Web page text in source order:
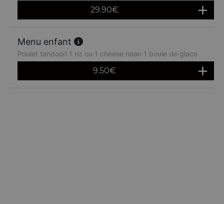
29.90€
Menu enfant
Poulet tandoori 1 riz ou 1 cheese naan 1 boule de glace
9.50€